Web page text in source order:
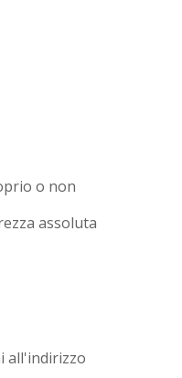
o non
assoluta
all'indirizzo